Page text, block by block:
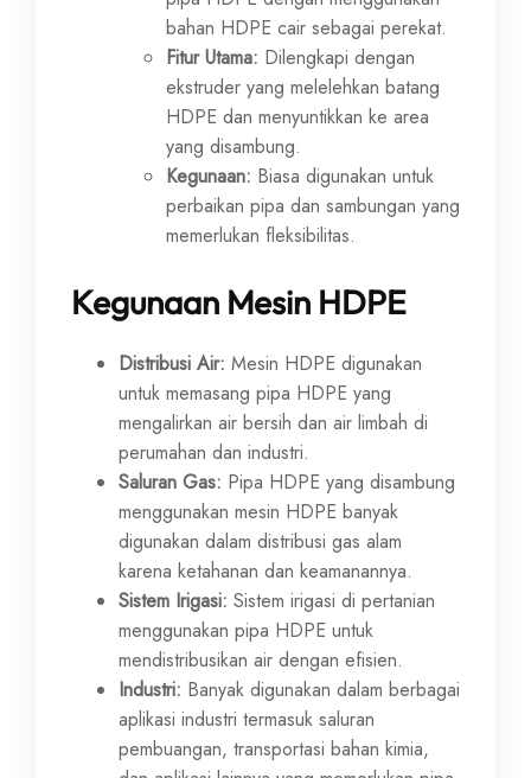
bahan HDPE cair sebagai perekat.
Fitur Utama: Dilengkapi dengan
ekstruder yang melelehkan batang
HDPE dan menyuntikkan ke area
yang disambung.
Kegunaan: Biasa digunakan untuk
perbaikan pipa dan sambungan yang
memerlukan fleksibilitas.
Kegunaan Mesin HDPE
Distribusi Air: Mesin HDPE digunakan
untuk memasang pipa HDPE yang
mengalirkan air bersih dan air limbah di
perumahan dan industri.
Saluran Gas: Pipa HDPE yang disambung
menggunakan mesin HDPE banyak
digunakan dalam distribusi gas alam
karena ketahanan dan keamanannya.
Sistem Irigasi: Sistem irigasi di pertanian
menggunakan pipa HDPE untuk
mendistribusikan air dengan efisien.
Industri: Banyak digunakan dalam berbagai
aplikasi industri termasuk saluran
pembuangan, transportasi bahan kimia,